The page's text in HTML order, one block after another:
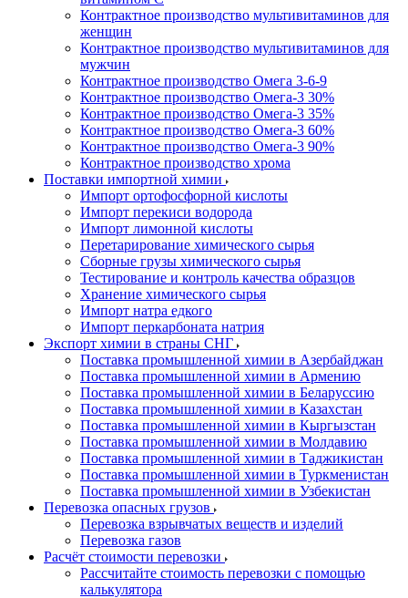
Контрактное производство мультивитаминов для
женщин
Контрактное производство мультивитаминов для
мужчин
Контрактное производство Омега 3-6-9
Контрактное производство Омега-3 30%
Контрактное производство Омега-3 35%
Контрактное производство Омега-3 60%
Контрактное производство Омега-3 90%
Контрактное производство хрома
Поставки импортной химии
Импорт ортофосфорной кислоты
Импорт перекиси водорода
Импорт лимонной кислоты
Перетарирование химического сырья
Сборные грузы химического сырья
Тестирование и контроль качества образцов
Хранение химического сырья
Импорт натра едкого
Импорт перкарбоната натрия
Экспорт химии в страны СНГ
Поставка промышленной химии в Азербайджан
Поставка промышленной химии в Армению
Поставка промышленной химии в Беларуссию
Поставка промышленной химии в Казахстан
Поставка промышленной химии в Кыргызстан
Поставка промышленной химии в Молдавию
Поставка промышленной химии в Таджикистан
Поставка промышленной химии в Туркменистан
Поставка промышленной химии в Узбекистан
Перевозка опасных грузов
Перевозка взрывчатых веществ и изделий
Перевозка газов
Расчёт стоимости перевозки
Рассчитайте стоимость перевозки с помощью
калькулятора